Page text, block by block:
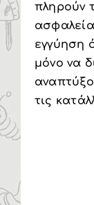
πληρούν
εγγύηση
μόνο να
τις